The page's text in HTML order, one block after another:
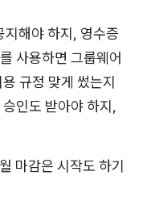
해야 하지, 영수증
사용하면 그룹웨어
규정 맞게 썼는지
인도 받아야 하지,
마감은 시작도 하기